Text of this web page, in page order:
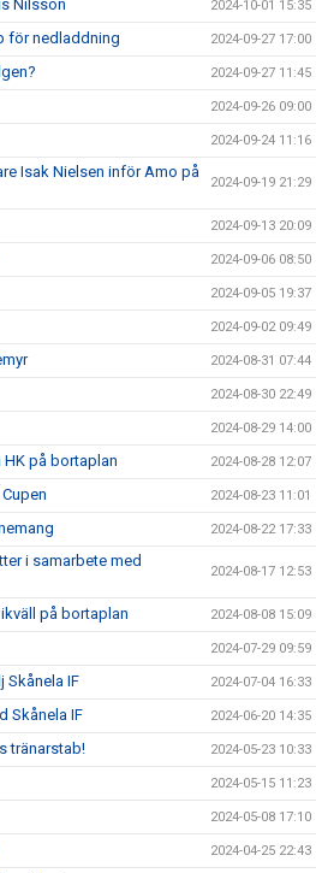
Nilsson 2024-10-01 15:35
för nedladdning 2024-09-27 17:00
2024-09-27 11:45
2024-09-26 09:00
2024-09-24 11:16
Isak Nielsen inför Amo på
2024-09-19 21:29
2024-09-13 20:09
2024-09-06 08:50
2024-09-05 19:37
2024-09-02 09:49
2024-08-31 07:44
2024-08-30 22:49
2024-08-29 14:00
HK på bortaplan 2024-08-28 12:07
2024-08-23 11:01
2024-08-22 17:33
i samarbete med
2024-08-17 12:53
på bortaplan 2024-08-08 15:09
2024-07-29 09:59
IF 2024-07-04 16:33
Skånela IF 2024-06-20 14:35
tränarstab! 2024-05-23 10:33
2024-05-15 11:23
2024-05-08 17:10
2024-04-25 22:43